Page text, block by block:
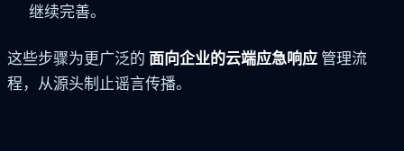
继续完善。
这些步骤为更广泛的 面向企业的云端应急响应 管理流
程，从源头制止谣言传播。